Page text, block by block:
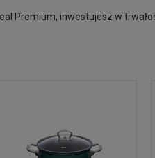
Premium, inwestujesz w